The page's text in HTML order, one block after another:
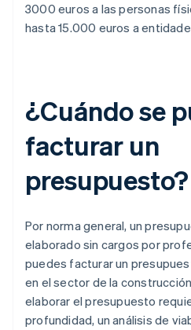
3000 euros a las personas
hasta 15.000 euros a
¿Cuándo se
facturar un
presupuesto?
Por norma general, un
elaborado sin cargos por
puedes facturar un
en el sector de la
elaborar el presupuesto
profundidad, un análisis de